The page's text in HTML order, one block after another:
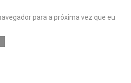
para a próxima vez que eu